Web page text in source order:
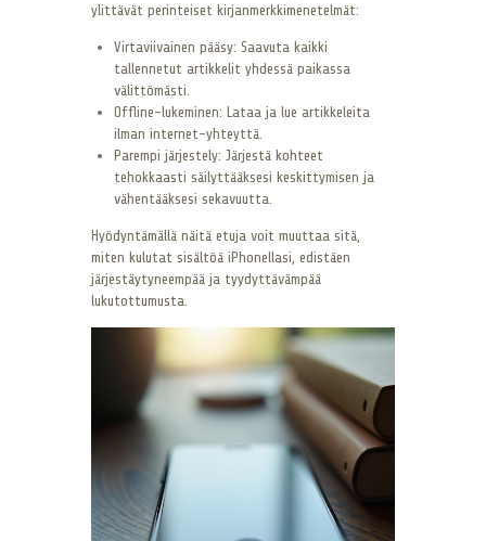
ylittävät perinteiset kirjanmerkkimenetelmät:
Virtaviivainen pääsy: Saavuta kaikki
tallennetut artikkelit yhdessä paikassa
välittömästi.
Offline-lukeminen: Lataa ja lue artikkeleita
ilman internet-yhteyttä.
Parempi järjestely: Järjestä kohteet
tehokkaasti säilyttääksesi keskittymisen ja
vähentääksesi sekavuutta.
Hyödyntämällä näitä etuja voit muuttaa sitä,
miten kulutat sisältöä iPhonellasi, edistäen
järjestäytyneempää ja tyydyttävämpää
lukutottumusta.